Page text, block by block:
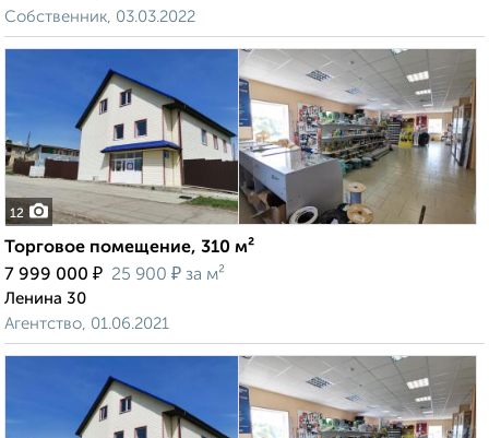
Собственник, 03.03.2022
12
Торговое помещение, 310 м²
7 999 000 ₽ 25 900 ₽ за м²
Ленина 30
Агентство, 01.06.2021